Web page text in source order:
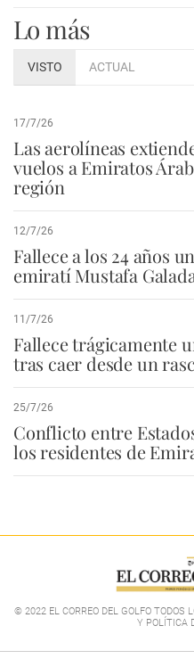
Lo más
VISTO ACTUAL
17/7/26
Las aerolíneas
vuelos a Emiratos
región
12/7/26
Fallece a los 24 años
emiratí Mustafa
11/7/26
Fallece trágicamente
tras caer desde un
25/7/26
Conflicto entre
los residentes de
© 2022 EL CORREO DEL GOLFO TODOS
Y POLÍTICA